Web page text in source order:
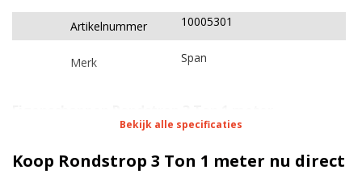
Artikelnummer 10005301
Merk Span
Bekijk alle specificaties
Koop Rondstrop 3 Ton 1 meter nu direct